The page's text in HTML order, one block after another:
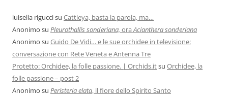
luisella riguccisu Cattleya, basta la parola, ma…
Anonimo su Pleurothallis sonderiana, ora Acianthera sonderiana
Anonimo su Guido De Vidi… e le sue orchidee in televisione:
conversazione con Rete Veneta e Antenna Tre
Protetto: Orchidee, la folle passione. | Orchids.itsu Orchidee, la
folle passione – post 2
Anonimo su Peristeria elata, il fiore dello Spirito Santo